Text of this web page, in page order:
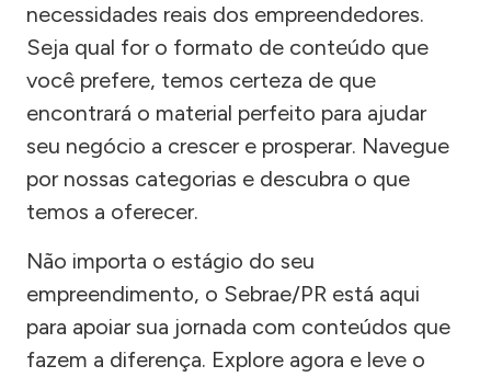
necessidades reais dos empreendedores.
Seja qual for o formato de conteúdo que
você prefere, temos certeza de que
encontrará o material perfeito para ajudar
seu negócio a crescer e prosperar. Navegue
por nossas categorias e descubra o que
temos a oferecer.
Não importa o estágio do seu
empreendimento, o Sebrae/PR está aqui
para apoiar sua jornada com conteúdos que
fazem a diferença. Explore agora e leve o